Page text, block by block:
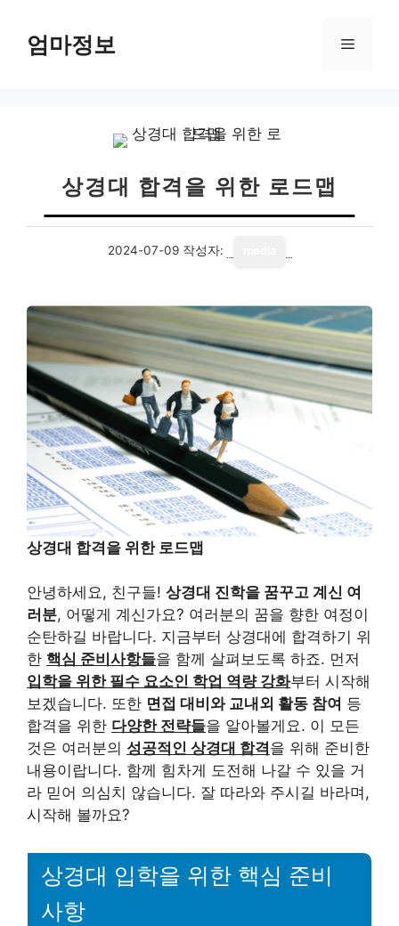
엄마정보 메
상경대 합격을 위한 로드맵
2024-07-09 작성자:
상경대 합격을 위한 로드맵
안녕하세요, 친구들! 상경대 진학을 꿈꾸고 계신 여
러분, 어떻게 계신가요? 여러분의 꿈을 향한 여정이
순탄하길 바랍니다. 지금부터 상경대에 합격하기 위
한 핵심 준비사항들을 함께 살펴보도록 하죠. 먼저
입학을 위한 필수 요소인 학업 역량 강화부터 시작해
보겠습니다. 또한 면접 대비와 교내외 활동 참여 등
합격을 위한 다양한 전략들을 알아볼게요. 이 모든
것은 여러분의 성공적인 상경대 합격을 위해 준비한
내용이랍니다. 함께 힘차게 도전해 나갈 수 있을 거
라 믿어 의심치 않습니다. 잘 따라와 주시길 바라며,
시작해 볼까요?
상경대 입학을 위한 핵심 준비
사항